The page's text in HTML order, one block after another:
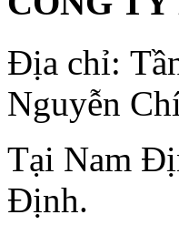
Địa chỉ:
Nguyễn
Tại Nam
Định.